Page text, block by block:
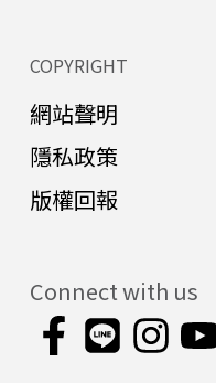
COPYRIGHT
網站聲明
隱私政策
版權回報
Connect with us